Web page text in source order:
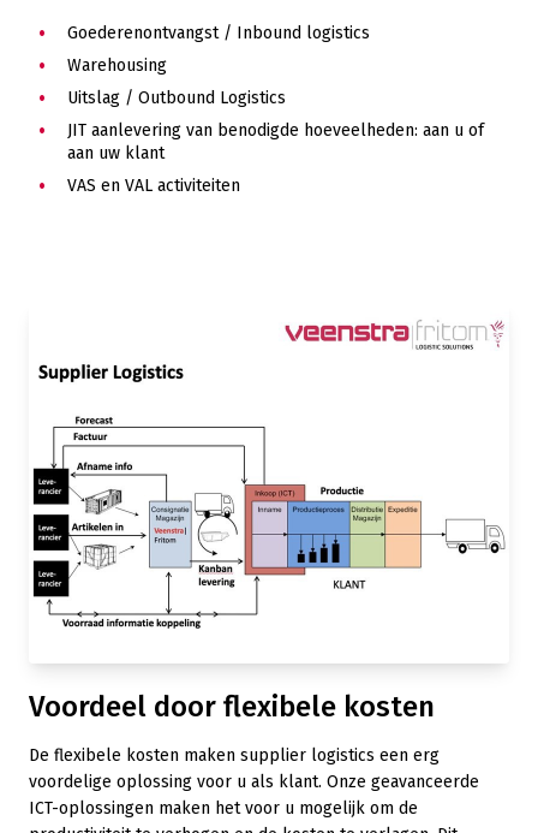
Goederenontvangst / Inbound logistics
Warehousing
Uitslag / Outbound Logistics
JIT aanlevering van benodigde hoeveelheden: aan u of
aan uw klant
VAS en VAL activiteiten
Voordeel door flexibele kosten
De flexibele kosten maken supplier logistics een erg
voordelige oplossing voor u als klant. Onze geavanceerde
ICT-oplossingen maken het voor u mogelijk om de